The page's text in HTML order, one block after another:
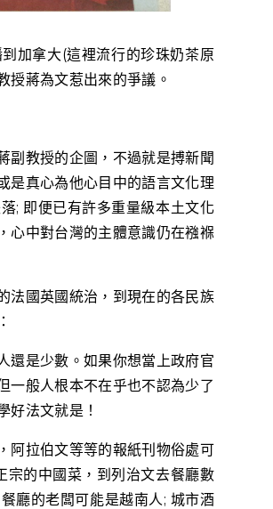
加拿大(這裡流行的珍珠奶茶原
授蔣為文惹出來的爭議。
副教授的企圖，不過就是搏新聞
是真心為他心目中的語言文化理
; 即便已有許多重量級本土文化
心中對台灣的主體意識仍在襁褓
法國英國統治，到現在的各民族
還是少數。如果你想當上政府官
一般人根本不在乎也不認為少了
好法文就是！
阿拉伯文等等的報紙刊物俗處可
宗的中國菜，到列治文去餐廳數
廳的老闆可能是越南人; 城市酒